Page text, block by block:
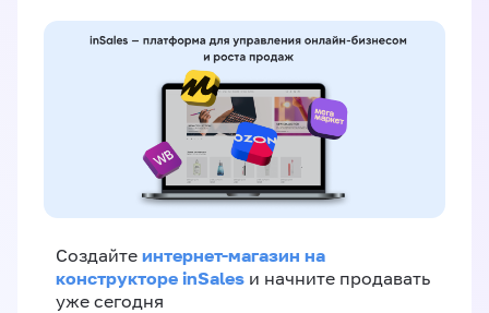
Создайте интернет-магазин на
конструкторе inSales и начните продавать
уже сегодня